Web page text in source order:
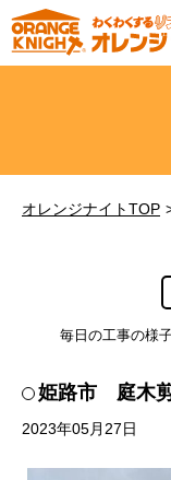
オレンジナイトTOP
毎日の工事の様
姫路市 庭木
2023年05月27日